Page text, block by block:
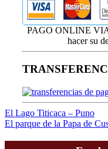
PAGO ONLINE
hacer su
Navegación
de
El Lago Titicaca – Puno
El parque de la Papa de